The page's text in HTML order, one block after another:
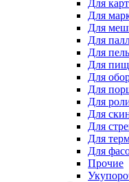
Для
Для
Для
Для
Для
Для
Для
Для
Для
Для
Для
Для
Для
Прочие